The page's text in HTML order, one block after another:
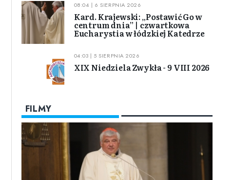
08:04 | 6 SIERPNIA 2026
Kard. Krajewski: „Postawić Go w
centrum dnia” | czwartkowa
Eucharystia w łódzkiej Katedrze
04:03 | 5 SIERPNIA 2026
XIX Niedziela Zwykła - 9 VIII 2026
FILMY